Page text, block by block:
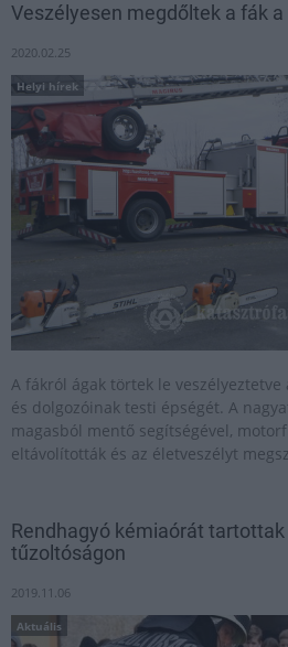
Veszélyesen megdőltek a fák
2020.02.25
Helyi hírek
A fákról ágak törtek le
és dolgozóinak testi épségét. A
magasból mentő segítségével,
eltávolították és az életveszélyt
Rendhagyó kémiaórát
tűzoltóságon
2019.11.06
Aktuális